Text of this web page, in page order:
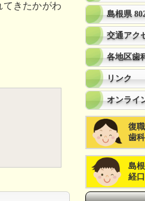
きたかがわ
島根県
交通アク
各地区歯
リンク
オンライ
復
歯
島
経